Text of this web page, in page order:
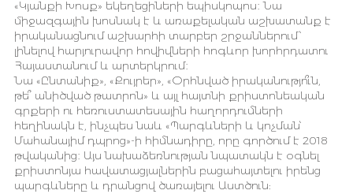
«Կյանքի Խոսք» եկեղեցիների եպիսկոպոս։ Նա
միջազգային խոսնակ է և առաքելական աշխատանք է
իրականացնում աշխարհի տարբեր շրջաններում՝
լինելով հարյուրավոր հովիվների հոգևոր խորհրդատու
Հայաստանում և արտերկրում։
Նա «Ընտանիք», «Քույրեր», «Օրհնված իրականությո՞ւն,
թե՞ անիծված թատրոն» և այլ հայտնի քրիստոնեական
գրքերի ու հեռուստատեսային հաղորդումների
հեղինակն է, ինչպես նաև «Պարգևների և կոչման՝
Մահանայիմ դպրոց»-ի հիմնադիրը, որը գործում է 2018
թվականից։ Այս նախաձեռնության նպատակն է օգնել
քրիստոնյա հավատացյալներին բացահայտելու իրենց
պարգևները և դրանցով ծառայելու Աստծուն: